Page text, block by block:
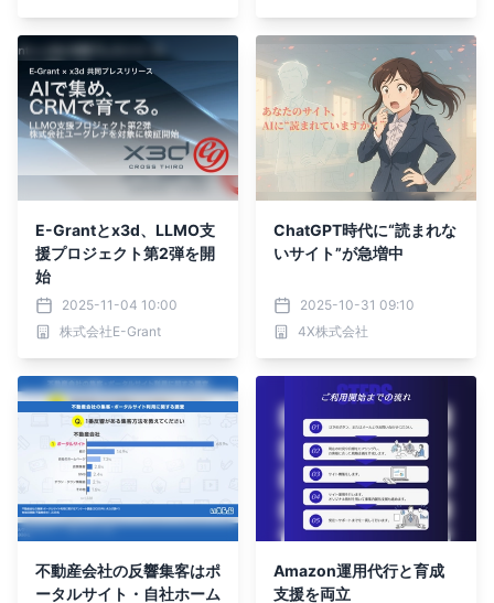
E-Grantとx3d、LLMO支
援プロジェクト第2弾を開
始
2025-11-04 10:00
株式会社E-Grant
ChatGPT時代に“読まれな
いサイト”が急増中
2025-10-31 09:10
4X株式会社
不動産会社の反響集客はポ
ータルサイト・自社ホーム
Amazon運用代行と育成
支援を両立